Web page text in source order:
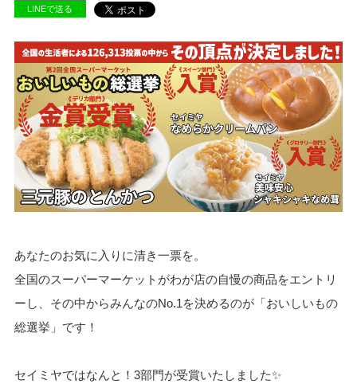
LINEで送る
あなたのお気に入りに清き一票を。
全国のスーパーマーケットがわが店の自慢の商品をエントリ
ーし、その中からみんなのNo.1を決めるのが「おいしいもの
総選挙」です！
セイミヤではなんと！3部門が受賞いたしました✨